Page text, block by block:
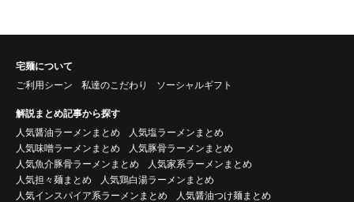
宅麺について
ご利用シーン
私達のこだわり ソーシャルギフト
解説まとめ記事から探す
人気醤油ラーメンまとめ
人気塩ラーメンまとめ
人気味噌ラーメンまとめ
人気豚骨ラーメンまとめ
人気魚介豚骨ラーメンまとめ
人気家系ラーメンまとめ
人気担々麺まとめ
人気鶏白湯ラーメンまとめ
人気インスパイア系ラーメンまとめ
人気醤油つけ麺まとめ